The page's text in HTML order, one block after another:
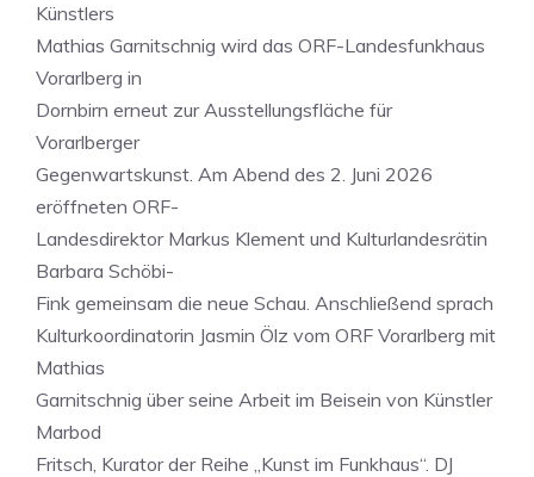
Künstlers
Mathias Garnitschnig wird das ORF-Landesfunkhaus
Vorarlberg in
Dornbirn erneut zur Ausstellungsfläche für
Vorarlberger
Gegenwartskunst. Am Abend des 2. Juni 2026
eröffneten ORF-
Landesdirektor Markus Klement und Kulturlandesrätin
Barbara Schöbi-
Fink gemeinsam die neue Schau. Anschließend sprach
Kulturkoordinatorin Jasmin Ölz vom ORF Vorarlberg mit
Mathias
Garnitschnig über seine Arbeit im Beisein von Künstler
Marbod
Fritsch, Kurator der Reihe „Kunst im Funkhaus“. DJ